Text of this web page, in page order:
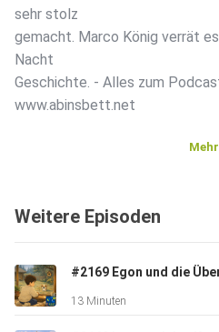
sehr stolz
gemacht. Marco König verrät
Nacht
Geschichte. - Alles zum
www.abinsbett.net
Mehr
Weitere Episoden
13 Minuten